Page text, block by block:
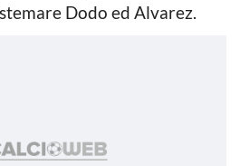
Dodo ed Alvarez.